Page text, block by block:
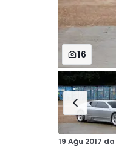
16
19 Ağu 2017 da